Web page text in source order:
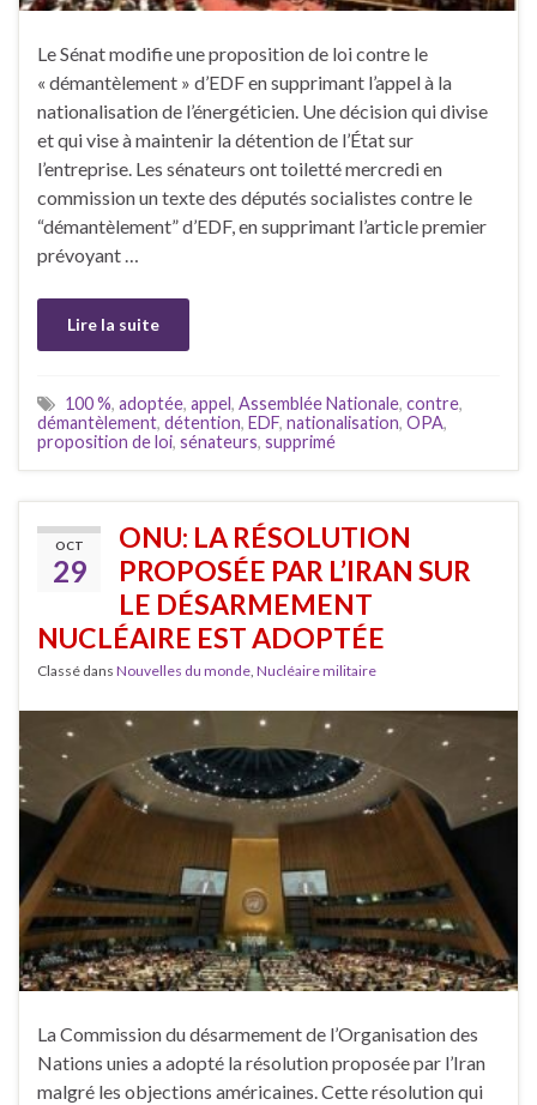
Le Sénat modifie une proposition de loi contre le
« démantèlement » d’EDF en supprimant l’appel à la
nationalisation de l’énergéticien. Une décision qui divise
et qui vise à maintenir la détention de l’État sur
l’entreprise. Les sénateurs ont toiletté mercredi en
commission un texte des députés socialistes contre le
“démantèlement” d’EDF, en supprimant l’article premier
prévoyant …
Lire la suite
100 %, adoptée, appel, Assemblée Nationale, contre,
démantèlement, détention, EDF, nationalisation, OPA,
proposition de loi, sénateurs, supprimé
OCT
29
ONU: LA RÉSOLUTION
PROPOSÉE PAR L’IRAN SUR
LE DÉSARMEMENT
NUCLÉAIRE EST ADOPTÉE
Classé dans Nouvelles du monde Nucléaire militaire
La Commission du désarmement de l’Organisation des
Nations unies a adopté la résolution proposée par l’Iran
malgré les objections américaines. Cette résolution qui